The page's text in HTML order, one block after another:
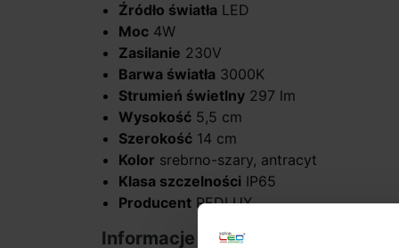
Źródło światła LED
Moc 4W
Zasilanie 230V
Barwa światła 3000K
Strumień świetlny 297 lm
Wysokość 5,5 cm
Szerokość 14 cm
Kolor srebrno-szary, antracyt
Klasa szczelności IP65
Producent REDLUX
Informacje dodatkowe: